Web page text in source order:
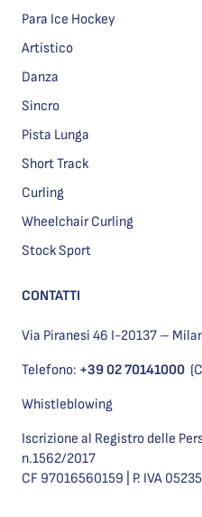
Para Ice Hockey
Artistico
Danza
Sincro
Pista Lunga
Short Track
Curling
Wheelchair Curling
Stock Sport
CONTATTI
Via Piranesi 46 I-20137 –
Telefono: +39 02 70141000
Whistleblowing
Iscrizione al Registro delle
n.1562/2017
CF 97016560159 | P. IVA